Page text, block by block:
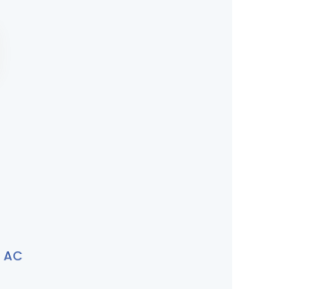
WI-FI, APP, ALEXA + DC